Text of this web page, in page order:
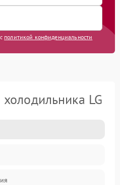
политикой конфиденциальности
LG